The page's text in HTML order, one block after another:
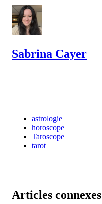
Sabrina Cayer
astrologie
horoscope
Taroscope
tarot
Articles connexes